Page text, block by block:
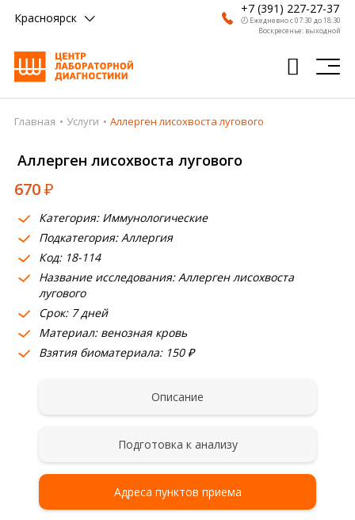
Красноярск
+7 (391) 227-27-37
🕗 Ежедневно с 07:30 до 18:30
Воскресенье: выходной
Главная
Анализы
Врачи
Получить результат
Пациентам
О компании
Где сдать
Партнерам
Главная Услуги Аллерген лисохвоста лугового
Аллерген лисохвоста лугового
670₽
Категория: Иммунологические
Подкатегория: Аллергия
Код: 18-114
Название исследования: Аллерген лисохвоста
лугового
Срок: 7 дней
Материал: венозная кровь
Взятия биоматериала: 150 ₽
Описание
Подготовка к анализу
Адреса пунктов приема